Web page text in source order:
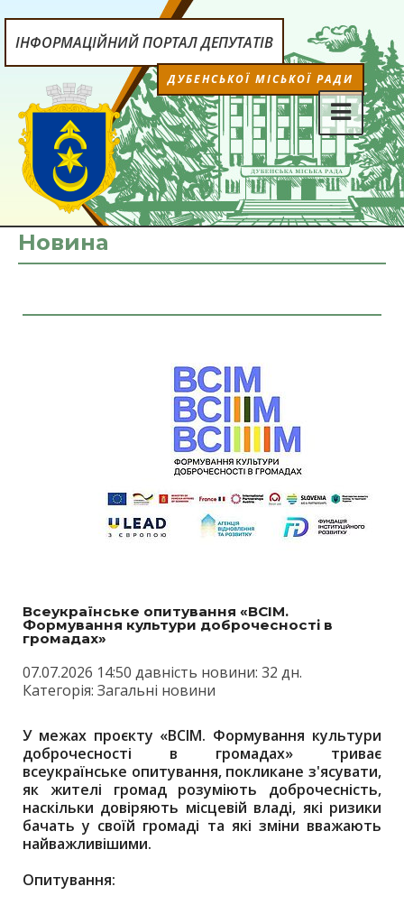
ІНФОРМАЦІЙНИЙ ПОРТАЛ ДЕПУТАТІВ
ДУБЕНСЬКОЇ МІСЬКОЇ РАДИ
Новина
Всеукраїнське опитування «ВСІМ.
Формування культури доброчесності в
громадах»
07.07.2026 14:50 давність новини: 32 дн.
Категорія: Загальні новини
У межах проєкту «ВСІМ. Формування культури
доброчесності в громадах» триває
всеукраїнське опитування, покликане з'ясувати,
як жителі громад розуміють доброчесність,
наскільки довіряють місцевій владі, які ризики
бачать у своїй громаді та які зміни вважають
найважливішими.
Опитування: